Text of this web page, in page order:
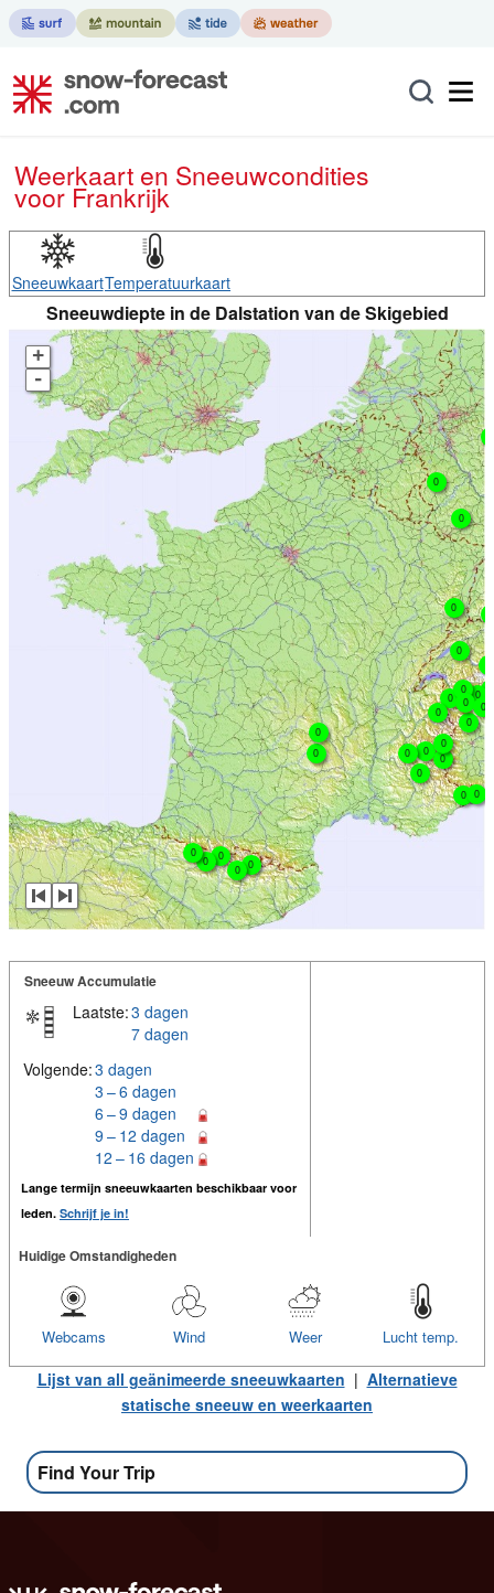
Weerkaart en Sneeuwcondities
voor Frankrijk
SneeuwkaartTemperatuurkaart
Sneeuwdiepte in de Dalstation van de Skigebied
+
-
0
0
0
0
0
0
0
0
0
0
0
0
0
0
0
0
0
0
0
0
0
0
0
0
0
Sneeuw Accumulatie
Laatste:3 dagen
7 dagen
Volgende:3 dagen
3 – 6 dagen
6 – 9 dagen
9 – 12 dagen
12 – 16 dagen
Lange termijn sneeuwkaarten beschikbaar voor
leden. Schrijf je in!
Huidige Omstandigheden
Lucht temp.
Weer
Wind
Webcams
Lijst van all geänimeerde sneeuwkaarten | Alternatieve
statische sneeuw en weerkaarten
Find Your Trip